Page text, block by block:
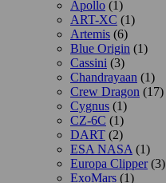
Apollo (1)
ART-XC (1)
Artemis (6)
Blue Origin (1)
Cassini (3)
Chandrayaan (1)
Crew Dragon (17)
Cygnus (1)
CZ-6C (1)
DART (2)
ESA NASA (1)
Europa Clipper(3)
ExoMars (1)